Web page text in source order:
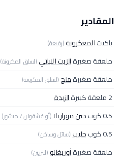
المقادير
باكيتالمعكرونة(رفيعة)
ملعقة صغيرةالزيت النباتي (لسلق المكرونة)
ملعقة صغيرةملح(لسلق المكرونة)
2 ملعقة كبيرة
الزبدة
0.5 كوب
جبن موزاريلا(أو قشقوان / مبشور)
0.5 كوب حليب(سائل وساخن)
ملعقة صغيرةأوريغانو(للتزيين)